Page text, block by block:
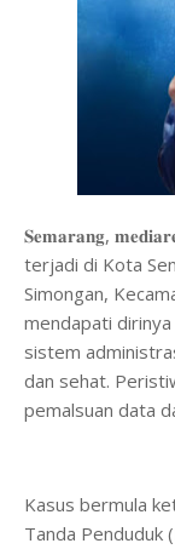
𝐒𝐞𝐦𝐚𝐫𝐚𝐧𝐠,
terjadi di Kota
Simongan,
mendapati
sistem
dan sehat.
pemalsuan data
Kasus bermula
Tanda Penduduk